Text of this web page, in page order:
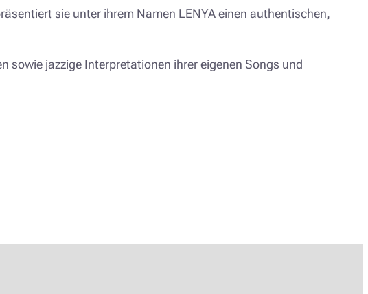
sie unter ihrem Namen LENYA einen authentischen,
sowie jazzige Interpretationen ihrer eigenen Songs und